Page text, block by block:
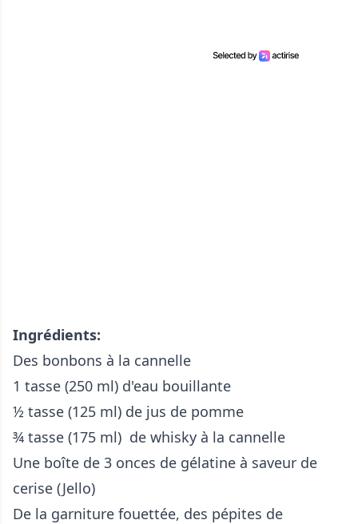
Ingrédients:
Des bonbons à la cannelle
1 tasse (250 ml) d'eau bouillante
½ tasse (125 ml) de jus de pomme
¾ tasse (175 ml) de whisky à la cannelle
Une boîte de 3 onces de gélatine à saveur de
cerise (Jello)
De la garniture fouettée, des pépites de